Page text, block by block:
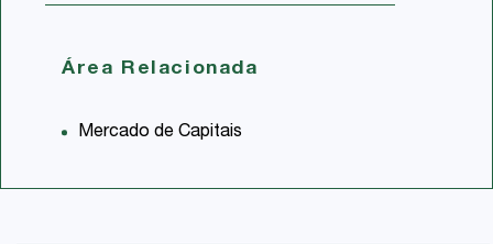
Área Relacionada
Mercado de Capitais